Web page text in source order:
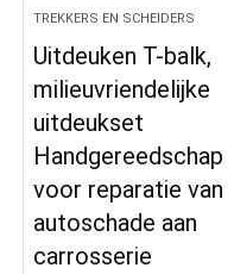
TREKKERS EN SCHEIDERS
Uitdeuken T-balk,
milieuvriendelijke
uitdeukset
Handgereedschap
voor reparatie van
autoschade aan
carrosserie